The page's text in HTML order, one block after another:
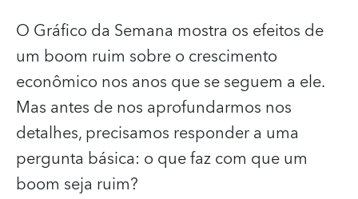
O Gráfico da Semana mostra os efeitos de
um boom ruim sobre o crescimento
econômico nos anos que se seguem a ele.
Mas antes de nos aprofundarmos nos
detalhes, precisamos responder a uma
pergunta básica: o que faz com que um
boom seja ruim?